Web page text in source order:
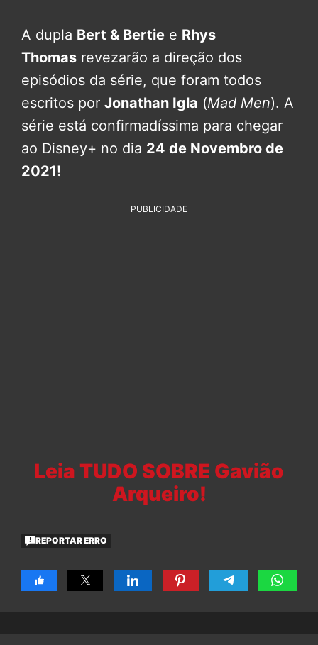
A dupla Bert & Bertie e Rhys
Thomas revezarão a direção dos
episódios da série, que foram todos
escritos por Jonathan Igla (Mad Men). A
série está confirmadíssima para chegar
ao Disney+ no dia 24 de Novembro de
2021!
PUBLICIDADE
Leia TUDO SOBRE Gavião
Arqueiro!
REPORTAR ERRO